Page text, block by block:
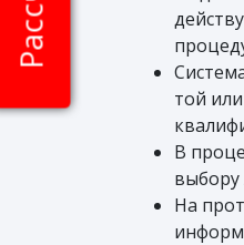
той
В
выбору
На